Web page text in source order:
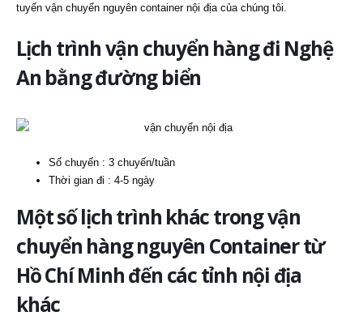
tuyến vận chuyển nguyên container nội địa của chúng tôi.
Lịch trình vận chuyển hàng đi Nghệ
An bằng đường biển
Số chuyến : 3 chuyến/tuần
Thời gian đi : 4-5 ngày
Một số lịch trình khác trong vận
chuyển hàng nguyên Container từ
Hồ Chí Minh đến các tỉnh nội địa
khác